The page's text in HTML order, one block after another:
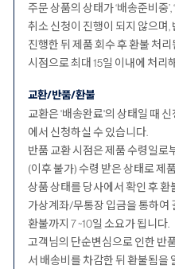
주문 상품의 상태가 ‘배송준비중’,
취소 신청이 진행이 되지 않으며,
진행한 뒤 제품 회수 후 환불 처
시점으로 최대 15일 이내에 처리
교환/반품/환불
교환은 '배송완료'의 상태일 때
에서 신청하실 수 있습니다.
반품 교환 시점은 제품 수령일로
(이후 불가) 수령 받은 상태로 제
상품 상태를 당사에서 확인 후 환
가상계좌/무통장 입금을 통하여
환불까지 7 ~10일 소요가 됩니다.
고객님의 단순변심으로 인한 반
서 배송비를 차감한 뒤 환불됨을